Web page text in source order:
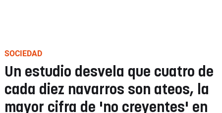
SOCIEDAD
Un estudio desvela que cuatro de
cada diez navarros son ateos, la
mayor cifra de 'no creyentes' en